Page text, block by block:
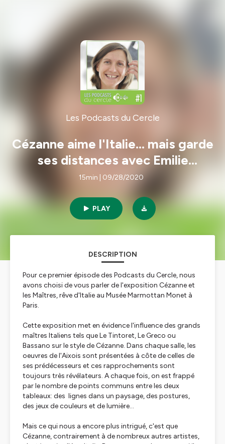
Les Podcasts du Cercle
Cézanne aime l'Italie... mais garde
ses distances avec Emilie
Dumarest
15min | 09/28/2020
PLAY
DESCRIPTION
Pour ce premier épisode des Podcasts du Cercle, nous
avons choisi de vous parler de l'exposition Cézanne et
les Maîtres, rêve d'Italie au Musée Marmottan Monet à
Paris.
Cette exposition met en évidence l'influence des grands
maîtres Italiens tels que Le Tintoret, Le Greco ou
Bassano sur le style de Cézanne. Dans chaque salle, les
oeuvres de l'Aixois sont présentées à côte de celles de
ses prédécesseurs et ces rapprochements sont
toujours très révélateurs. A chaque fois, on est frappé
par le nombre de points communs entre les deux
tableaux: des lignes dans un paysage, des postures,
des jeux de couleurs et de lumière...
Mais ce qui nous a encore plus intrigué, c'est que
Cézanne, contrairement à de nombreux autres artistes,